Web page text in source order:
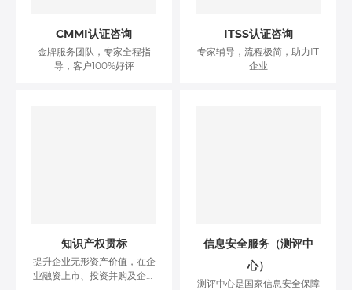
CMMI认证咨询
金牌服务团队，专家全程指
导，客户100%好评
ITSS认证咨询
专家辅导，流程极简，助力IT
企业
知识产权贯标
提升企业无形资产价值，在企
业融资上市、投资并购及企业
信息安全服务（测评中
心）
测评中心是国家信息安全保障